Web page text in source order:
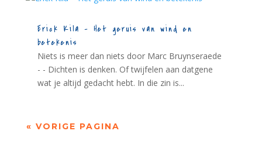
Erick Kila – Het geruis van wind en
betekenis
Niets is meer dan niets door Marc Bruynseraede
- - Dichten is denken. Of twijfelen aan datgene
wat je altijd gedacht hebt. In die zin is...
« VORIGE PAGINA